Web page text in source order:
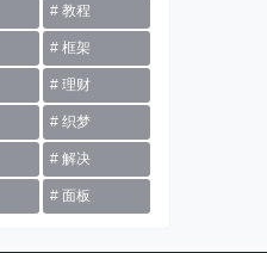
教程
框架
理财
织梦
解决
面板